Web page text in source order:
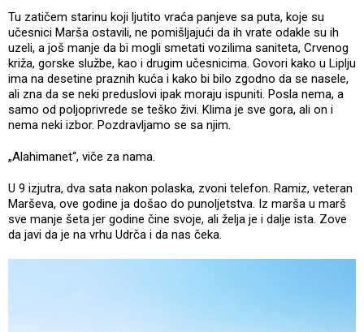
Tu zatičem starinu koji ljutito vraća panjeve sa puta, koje su
učesnici Marša ostavili, ne pomišljajući da ih vrate odakle su ih
uzeli, a još manje da bi mogli smetati vozilima saniteta, Crvenog
križa, gorske službe, kao i drugim učesnicima. Govori kako u Liplju
ima na desetine praznih kuća i kako bi bilo zgodno da se nasele,
ali zna da se neki preduslovi ipak moraju ispuniti. Posla nema, a
samo od poljoprivrede se teško živi. Klima je sve gora, ali on i
nema neki izbor. Pozdravljamo se sa njim.
„Alahimanet“, viče za nama.
U 9 izjutra, dva sata nakon polaska, zvoni telefon. Ramiz, veteran
Marševa, ove godine ja došao do punoljetstva. Iz marša u marš
sve manje šeta jer godine čine svoje, ali želja je i dalje ista. Zove
da javi da je na vrhu Udrča i da nas čeka.